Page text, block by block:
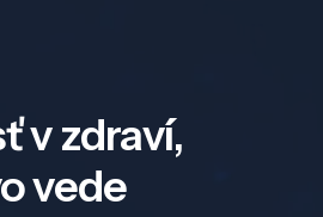
v zdraví,
vede